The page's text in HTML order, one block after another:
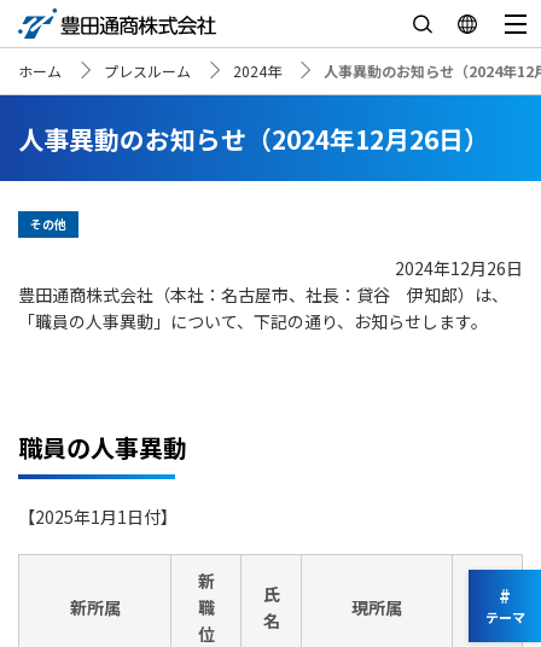
ホーム プレスルーム 2024年 人事異動のお知らせ（2024年12
人事異動のお知らせ（2024年12月26日）
その他
2024年12月26日
豊田通商株式会社（本社：名古屋市、社長：貸谷 伊知郎）は、
「職員の人事異動」について、下記の通り、お知らせします。
職員の人事異動
【2025年1月1日付】
新所属
新
職
位
氏
名
現所属
職#
テーマ